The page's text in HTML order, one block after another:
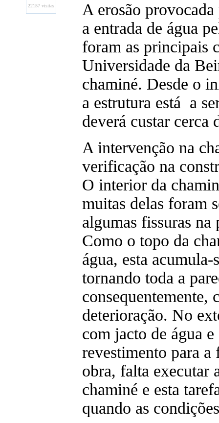
22157 visitas
A erosão
a entrada de água
foram as principais
Universidade da
chaminé. Desde o
a estrutura está a
deverá custar cerca
A intervenção na
verificação na
O interior da
muitas delas foram
algumas fissuras
Como o topo da
água, esta
tornando toda a
consequentemente,
deterioração. No
com jacto de água
revestimento para a
obra, falta executar
chaminé e esta
quando as